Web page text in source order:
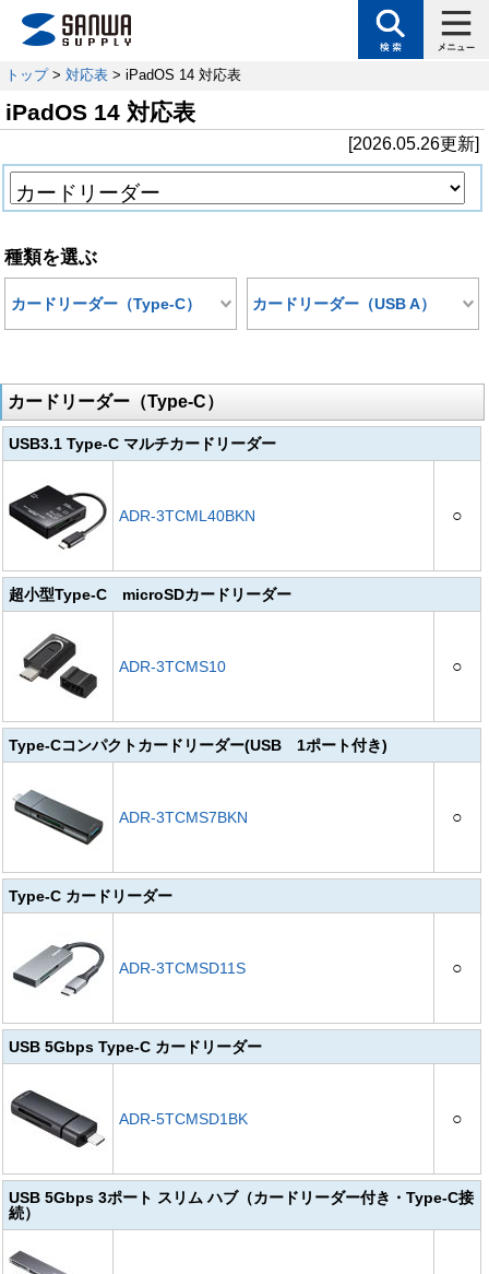
トップ> 対応表 > iPadOS 14 対応表
iPadOS 14 対応表
[2026.05.26更新]
種類を選ぶ
カードリーダー（Type-C） カードリーダー（USB A）
カードリーダー（Type-C）
USB3.1 Type-C マルチカードリーダー
ADR-3TCML40BKN ○
超小型Type-C microSDカードリーダー
ADR-3TCMS10 ○
Type-Cコンパクトカードリーダー(USB 1ポート付き)
ADR-3TCMS7BKN ○
Type-C カードリーダー
ADR-3TCMSD11S ○
USB 5Gbps Type-C カードリーダー
ADR-5TCMSD1BK ○
USB 5Gbps 3ポート スリム ハブ（カードリーダー付き・Type-C接
続）